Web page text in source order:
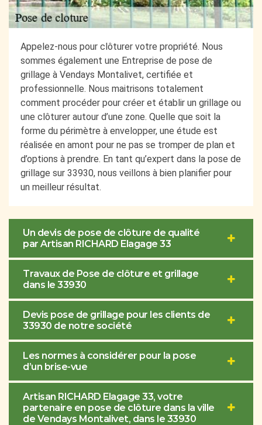
Appelez-nous pour clôturer votre propriété. Nous
sommes également une Entreprise de pose de
grillage à Vendays Montalivet, certifiée et
professionnelle. Nous maitrisons totalement
comment procéder pour créer et établir un grillage ou
une clôturer autour d’une zone. Quelle que soit la
forme du périmètre à envelopper, une étude est
réalisée en amont pour ne pas se tromper de plan et
d’options à prendre. En tant qu’expert dans la pose de
grillage sur 33930, nous veillons à bien planifier pour
un meilleur résultat.
Un devis de pose de clôture de qualité
par Artisan RICHARD Elagage 33
Travaux de Pose de clôture et grillage
dans le 33930
Devis pose de grillage pour les clients de
33930 de notre société
Les normes à considérer pour la pose
d’un brise-vue
Artisan RICHARD Elagage 33, votre
partenaire en pose de clôture dans la ville
de Vendays Montalivet, dans le 33930